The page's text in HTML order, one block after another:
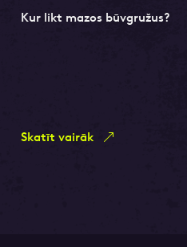
Kur likt mazos būvgružus?
Skatīt vairāk